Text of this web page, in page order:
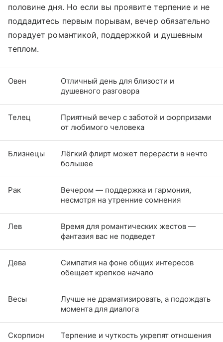
половине дня. Но если вы проявите терпение и не
поддадитесь первым порывам, вечер обязательно
порадует романтикой, поддержкой и душевным
теплом.
Овен
Отличный день для близости и
душевного разговора
Телец
Приятный вечер с заботой и сюрпризами
от любимого человека
Близнецы
Лёгкий флирт может перерасти в нечто
большее
Рак
Вечером — поддержка и гармония,
несмотря на утренние сомнения
Лев
Время для романтических жестов —
фантазия вас не подведет
Дева
Симпатия на фоне общих интересов
обещает крепкое начало
Весы​​​​
Лучше не драматизировать, а подождать
момента для диалога
Скорпион
Терпение и чуткость укрепят отношения